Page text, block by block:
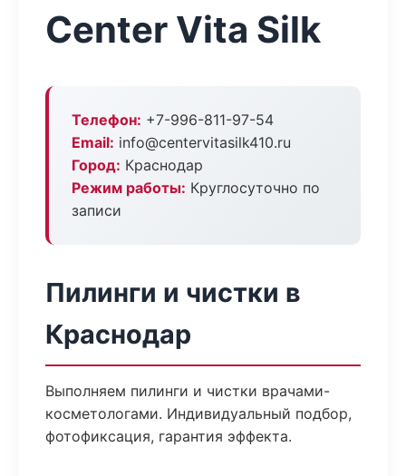
Center Vita Silk
Телефон: +7-996-811-97-54
Email: info@centervitasilk410.ru
Город: Краснодар
Режим работы: Круглосуточно по
записи
Пилинги и чистки в
Краснодар
Выполняем пилинги и чистки врачами-
косметологами. Индивидуальный подбор,
фотофиксация, гарантия эффекта.